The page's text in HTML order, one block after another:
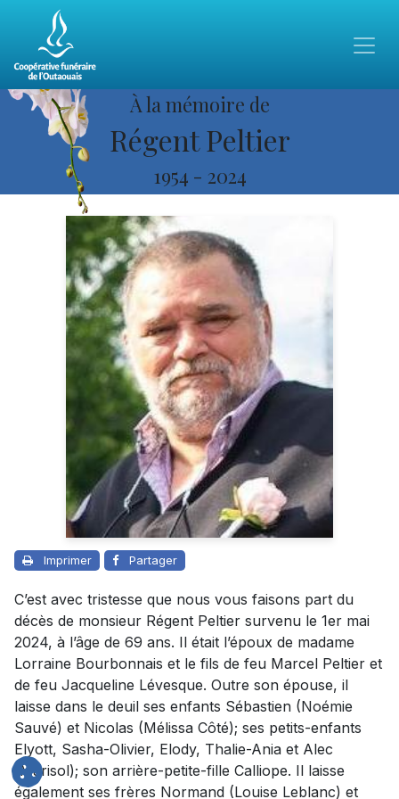
À la mémoire de
Régent Peltier
1954 - 2024
Imprimer Partager
C’est avec tristesse que nous vous faisons part du
décès de monsieur Régent Peltier survenu le 1er mai
2024, à l’âge de 69 ans. Il était l’époux de madame
Lorraine Bourbonnais et le fils de feu Marcel Peltier et
de feu Jacqueline Lévesque. Outre son épouse, il
laisse dans le deuil ses enfants Sébastien (Noémie
Sauvé) et Nicolas (Mélissa Côté); ses petits-enfants
Elyott, Sasha-Olivier, Elody, Thalie-Ania et Alec
(Marisol); son arrière-petite-fille Calliope. Il laisse
également ses frères Normand (Louise Leblanc) et